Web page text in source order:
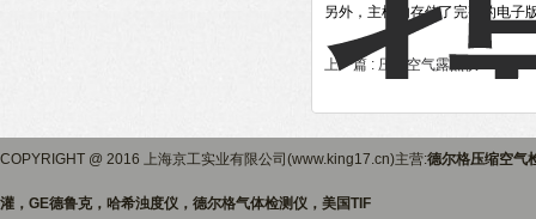
另外，主机内存储了完整的电子
上一篇 : 压缩空气露点仪DM70
COPYRIGHT @ 2016 上海京工实业有限公司(www.king17.cn)主营:德尔格压缩空气
灌，GE德鲁克，哈希浊度仪，德尔格气体检测仪，美国TIF